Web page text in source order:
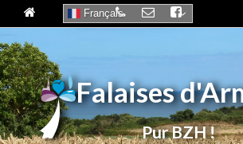
Falaises
Pur BZH !
Français